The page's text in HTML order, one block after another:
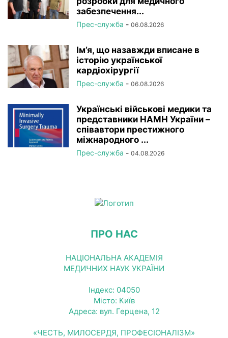
забезпечення...
Прес-служба - 06.08.2026
Ім’я, що назавжди вписане в
історію української
кардіохірургії
Прес-служба - 06.08.2026
Українські військові медики та
представники НАМН України –
співавтори престижного
міжнародного ...
Прес-служба - 04.08.2026
ПРО НАС
НАЦІОНАЛЬНА АКАДЕМІЯ
МЕДИЧНИХ НАУК УКРАЇНИ
Індекс: 04050
Місто: Київ
Адреса: вул. Герцена, 12
«ЧЕСТЬ, МИЛОСЕРДЯ, ПРОФЕСІОНАЛІЗМ»